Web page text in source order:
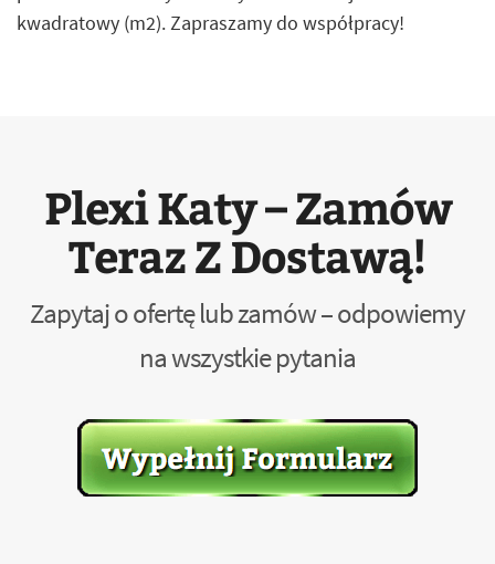
kwadratowy (m2). Zapraszamy do współpracy!
Plexi Katy – Zamów
Teraz Z Dostawą!
Zapytaj o ofertę lub zamów – odpowiemy
na wszystkie pytania